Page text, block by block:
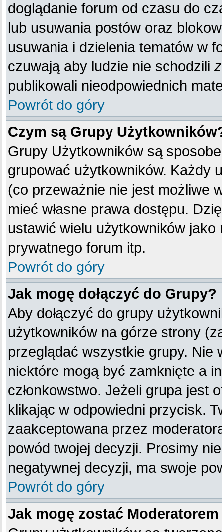
doglądanie forum od czasu do
lub usuwania postów oraz
usuwania i dzielenia tematów w
czuwają aby ludzie nie schodzili
publikowali nieodpowiednich
Powrót do góry
Czym są Grupy
Grupy Użytkowników są
grupować użytkowników. Każdy
(co przeważnie nie jest możliwe
mieć własne prawa dostępu.
ustawić wielu użytkowników
prywatnego forum itp.
Powrót do góry
Jak mogę dołączyć do Grupy?
Aby dołączyć do grupy
użytkowników na górze strony
przeglądać wszystkie grupy. Nie
niektóre mogą być zamknięte a
członkowstwo. Jeżeli grupa jest
klikając w odpowiedni przycisk.
zaakceptowana przez
powód twojej decyzji. Prosimy
negatywnej decyzji, ma swoje
Powrót do góry
Jak mogę zostać